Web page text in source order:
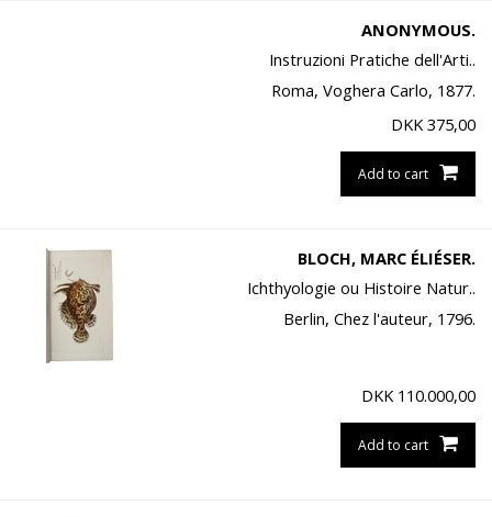
ANONYMOUS.
Instruzioni Pratiche dell'Arti..
Roma, Voghera Carlo, 1877.
DKK 375,00
Add to cart
BLOCH, MARC ÉLIÉSER.
Ichthyologie ou Histoire Natur..
Berlin, Chez l'auteur, 1796.
DKK 110.000,00
Add to cart